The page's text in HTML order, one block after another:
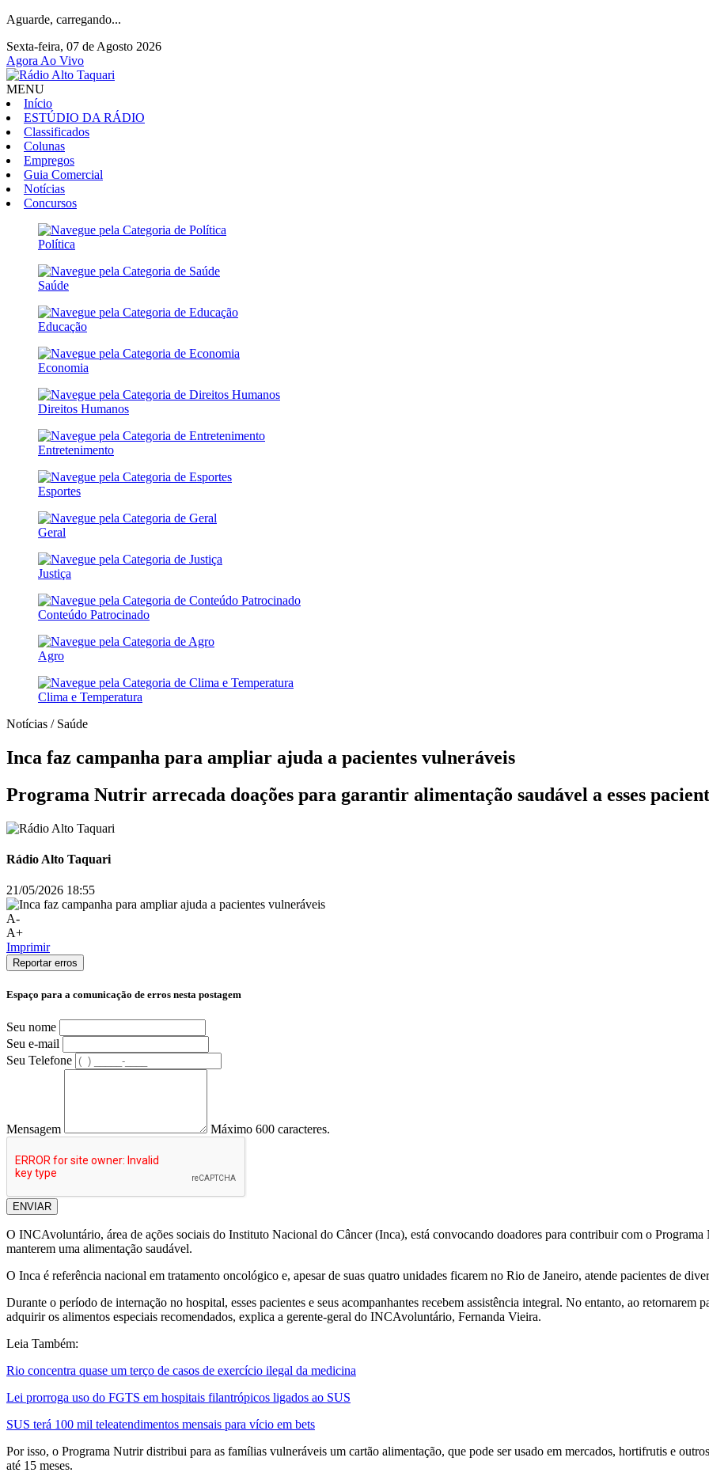
Aguarde, carregando...
Sexta-feira, 07 de Agosto 2026
Agora Ao Vivo
MENU
Início
ESTÚDIO DA RÁDIO
Classificados
Colunas
Empregos
Guia Comercial
Notícias
Concursos
Política
Saúde
Educação
Economia
Direitos Humanos
Entretenimento
Esportes
Geral
Justiça
Conteúdo Patrocinado
Agro
Clima e Temperatura
Notícias / Saúde
Inca faz campanha para ampliar ajuda a pacientes vulneráveis
Programa Nutrir arrecada doações para garantir alimentação saudável a esses
Rádio Alto Taquari
21/05/2026 18:55
A-
A+
Imprimir
Reportar erros
Espaço para a comunicação de erros nesta postagem
Seu nome
Seu e-mail
Seu Telefone
Mensagem Máximo 600 caracteres.
ENVIAR
O INCAvoluntário, área de ações sociais do Instituto Nacional do Câncer (Inca), está convocando doadores para contribuir com o
manterem uma alimentação saudável.
O Inca é referência nacional em tratamento oncológico e, apesar de suas quatro unidades ficarem no Rio de Janeiro, atende pacientes de
Durante o período de internação no hospital, esses pacientes e seus acompanhantes recebem assistência integral. No entanto, ao retornarem
adquirir os alimentos especiais recomendados, explica a gerente-geral do INCAvoluntário, Fernanda Vieira.
Leia Também:
Rio concentra quase um terço de casos de exercício ilegal da medicina
Lei prorroga uso do FGTS em hospitais filantrópicos ligados ao SUS
SUS terá 100 mil teleatendimentos mensais para vício em bets
Por isso, o Programa Nutrir distribui para as famílias vulneráveis um cartão alimentação, que pode ser usado em mercados, hortifrutis e
até 15 meses.